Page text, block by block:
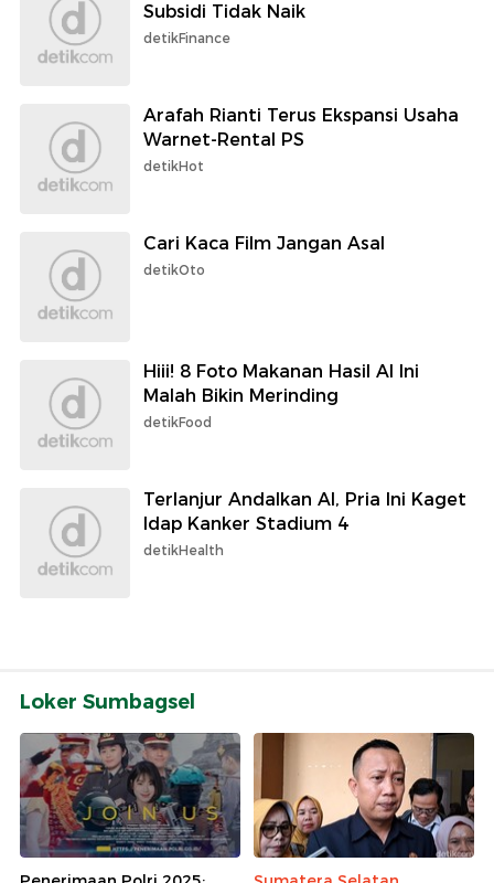
Subsidi Tidak Naik
detikFinance
Arafah Rianti Terus Ekspansi Usaha
Warnet-Rental PS
detikHot
Cari Kaca Film Jangan Asal
detikOto
Hiii! 8 Foto Makanan Hasil AI Ini
Malah Bikin Merinding
detikFood
Terlanjur Andalkan AI, Pria Ini Kaget
Idap Kanker Stadium 4
detikHealth
Loker Sumbagsel